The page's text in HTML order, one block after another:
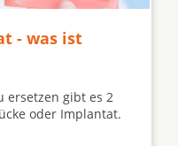
- was ist
ersetzen gibt es 2
oder Implantat.